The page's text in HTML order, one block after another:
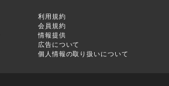
利用規約
会員規約
情報提供
広告について
個人情報の取り扱いについて